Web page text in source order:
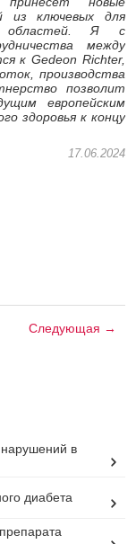
из ключевых для
областей. Я с
между
к Gedeon Richter,
производства
позволит
европейским
здоровья к концу
17.06.2024
Следующая →
в
диабета